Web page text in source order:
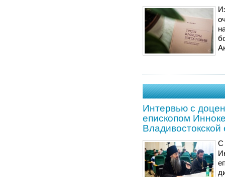
Интервью с
епископом
Владивостокской
С